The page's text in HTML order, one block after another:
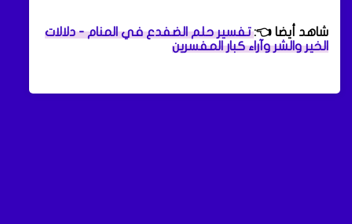
شاهد أيضا 👈:تفسير حلم الضفدع في المنام - دلالات
الخير والشر وآراء كبار المفسرين